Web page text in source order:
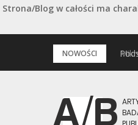
Strona/Blog w całości ma
NOWOŚCI